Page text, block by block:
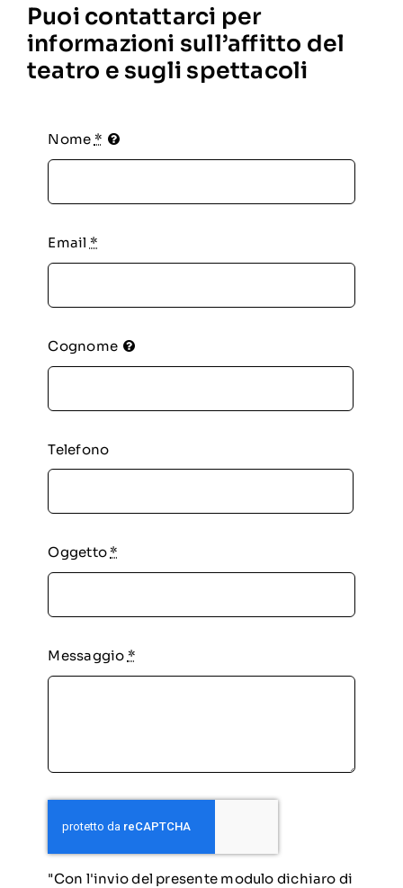
Puoi contattarci per
informazioni sull’affitto del
teatro e sugli spettacoli
Nome *
Email *
Cognome
Telefono
Oggetto *
Messaggio *
"Con l'invio del presente modulo dichiaro di